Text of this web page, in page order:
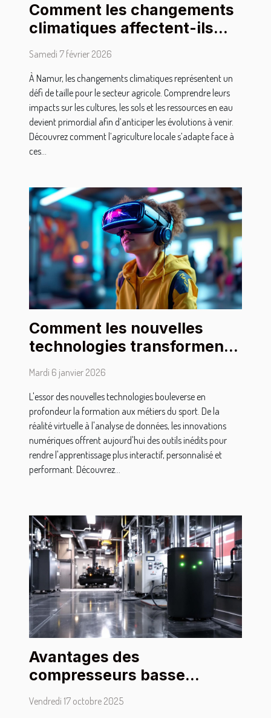
Comment les changements
climatiques affectent-ils
l'agriculture à Namur ?
Samedi 7 février 2026
À Namur, les changements climatiques représentent un
défi de taille pour le secteur agricole. Comprendre leurs
impacts sur les cultures, les sols et les ressources en eau
devient primordial afin d’anticiper les évolutions à venir.
Découvrez comment l’agriculture locale s’adapte face à
ces...
Comment les nouvelles
technologies transforment
la formation des métiers du
sport
Mardi 6 janvier 2026
L'essor des nouvelles technologies bouleverse en
profondeur la formation aux métiers du sport. De la
réalité virtuelle à l'analyse de données, les innovations
numériques offrent aujourd'hui des outils inédits pour
rendre l'apprentissage plus interactif, personnalisé et
performant. Découvrez...
Avantages des
compresseurs basse
pression dans les
Vendredi 17 octobre 2025